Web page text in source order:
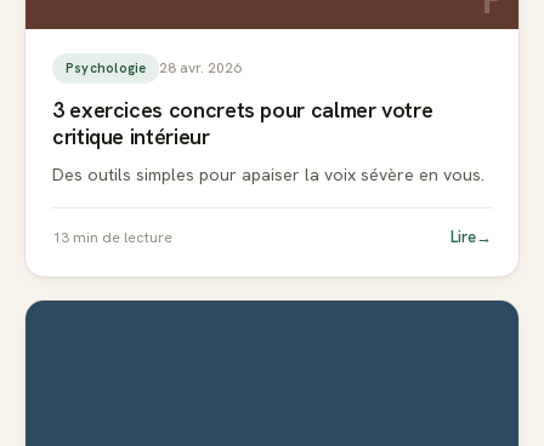
Psychologie 28 avr. 2026
3 exercices concrets pour calmer votre
critique intérieur
Des outils simples pour apaiser la voix sévère en vous.
13 min de lecture Lire→